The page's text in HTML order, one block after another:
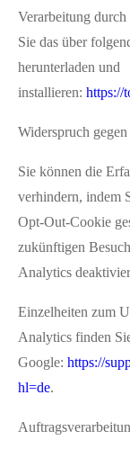
Verarbeitung
Sie das über
herunterladen und
installieren: https://
Widerspruch
Sie können die
verhindern, indem
Opt-Out-Cookie
zukünftigen
Analytics
Einzelheiten zum
Analytics finden
Google: https://
hl=de.